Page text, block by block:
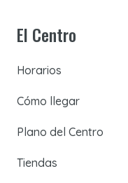
El Centro
Horarios
Cómo llegar
Plano del Centro
Tiendas